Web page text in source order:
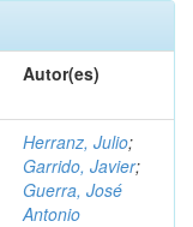
Autor(es)
Herranz, Julio;
Garrido, Javier;
Guerra, José
Antonio